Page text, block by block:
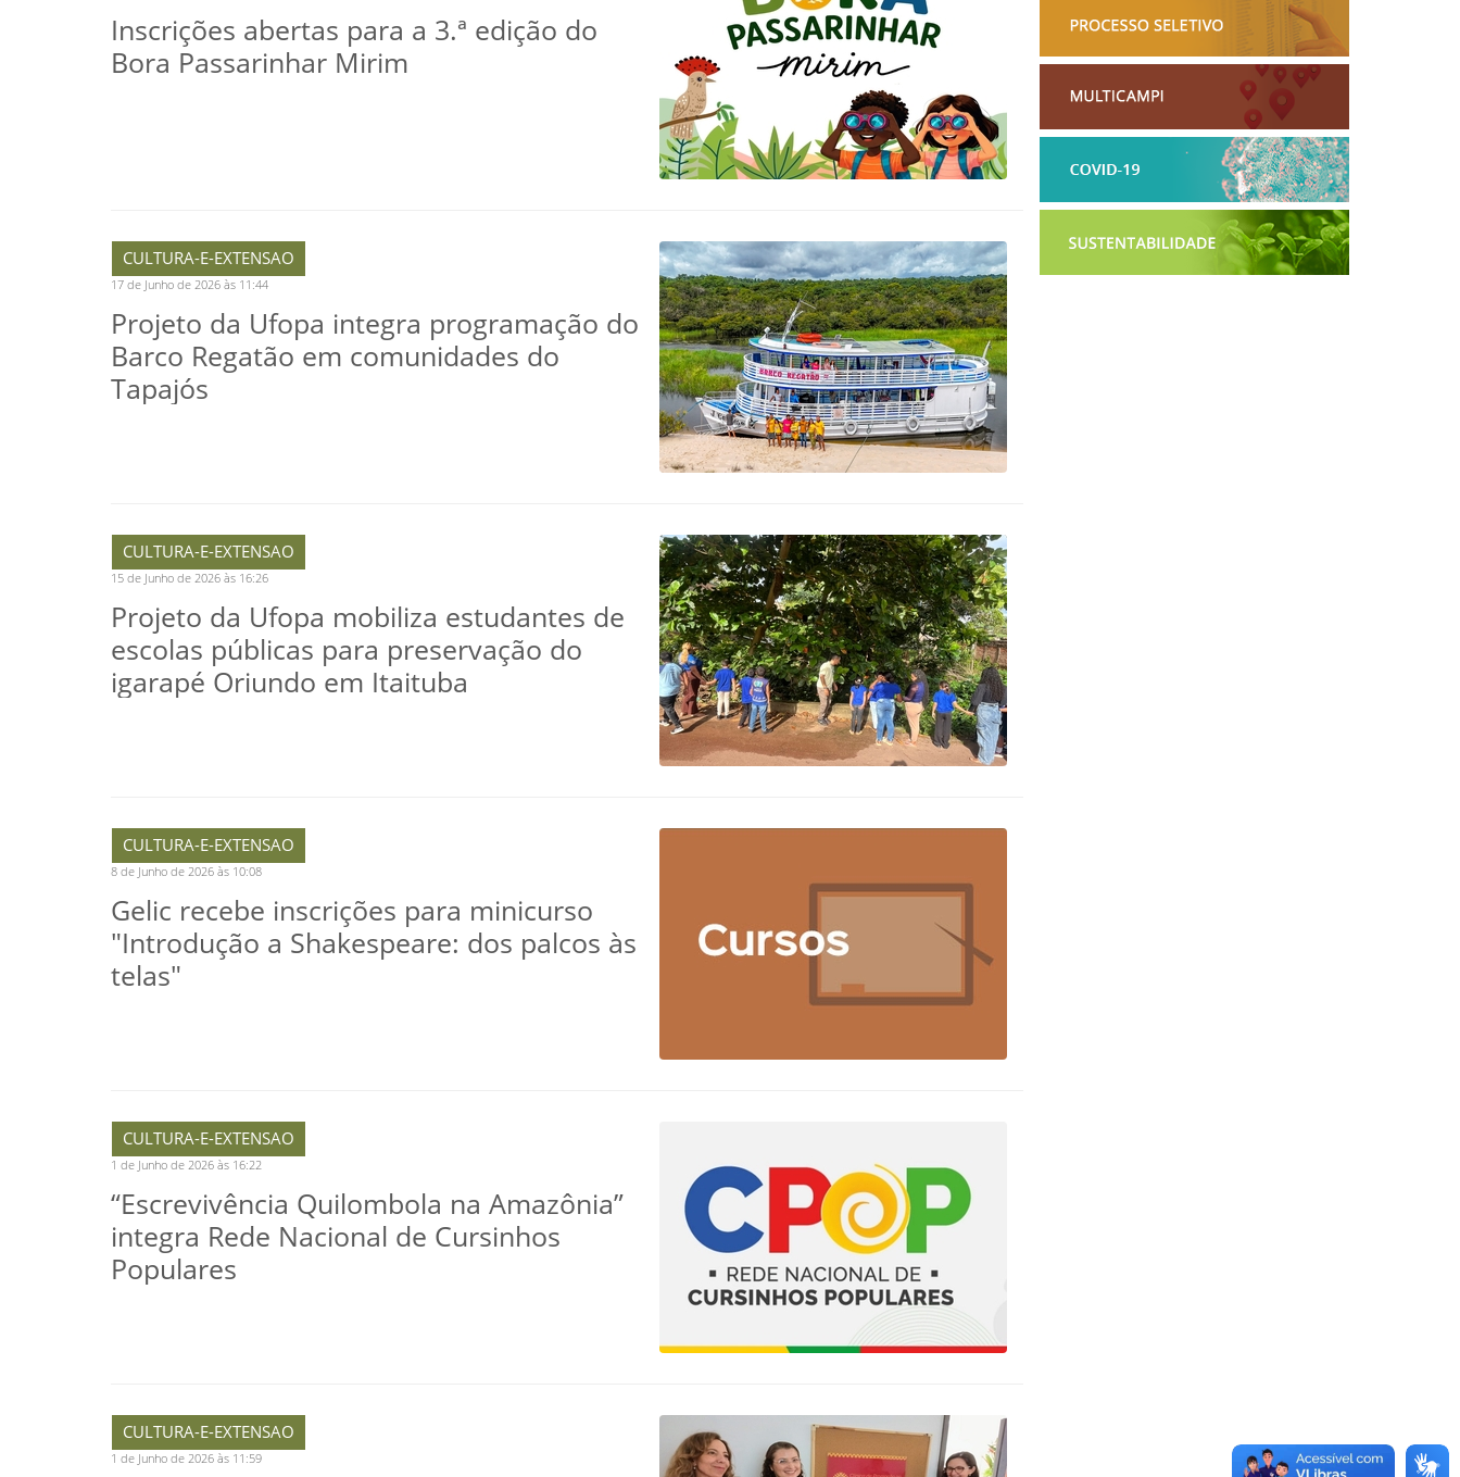
Inscrições abertas para a 3.ª edição do
Bora Passarinhar Mirim
CULTURA-E-EXTENSAO
17 de Junho de 2026 às 11:44
Projeto da Ufopa integra programação do
Barco Regatão em comunidades do
Tapajós
CULTURA-E-EXTENSAO
15 de Junho de 2026 às 16:26
Projeto da Ufopa mobiliza estudantes de
escolas públicas para preservação do
igarapé Oriundo em Itaituba
CULTURA-E-EXTENSAO
8 de Junho de 2026 às 10:08
Gelic recebe inscrições para minicurso
"Introdução a Shakespeare: dos palcos às
telas"
CULTURA-E-EXTENSAO
1 de Junho de 2026 às 16:22
“Escrevivência Quilombola na Amazônia”
integra Rede Nacional de Cursinhos
Populares
CULTURA-E-EXTENSAO
1 de Junho de 2026 às 11:59